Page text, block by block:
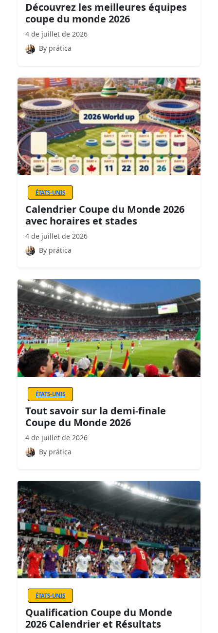
Découvrez les meilleures équipes
coupe du monde 2026
4 de juillet de 2026
By prática
ÉTATS-UNIS
Calendrier Coupe du Monde 2026
avec horaires et stades
4 de juillet de 2026
By prática
ÉTATS-UNIS
Tout savoir sur la demi-finale
Coupe du Monde 2026
4 de juillet de 2026
By prática
ÉTATS-UNIS
Qualification Coupe du Monde
2026 Calendrier et Résultats